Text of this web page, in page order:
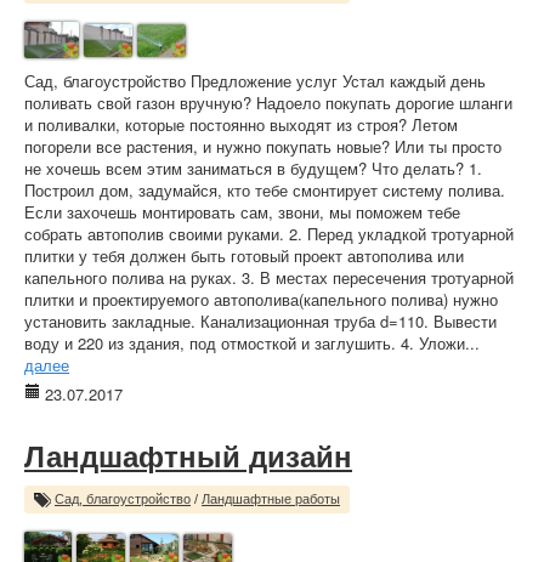
Сад, благоустройство Предложение услуг Устал каждый день
поливать свой газон вручную? Надоело покупать дорогие шланги
и поливалки, которые постоянно выходят из строя? Летом
погорели все растения, и нужно покупать новые? Или ты просто
не хочешь всем этим заниматься в будущем? Что делать? 1.
Построил дом, задумайся, кто тебе смонтирует систему полива.
Если захочешь монтировать сам, звони, мы поможем тебе
собрать автополив своими руками. 2. Перед укладкой тротуарной
плитки у тебя должен быть готовый проект автополива или
капельного полива на руках. 3. В местах пересечения тротуарной
плитки и проектируемого автополива(капельного полива) нужно
установить закладные. Канализационная труба d=110. Вывести
воду и 220 из здания, под отмосткой и заглушить. 4. Уложи...
далее
23.07.2017
Ландшафтный дизайн
Сад, благоустройство / Ландшафтные работы